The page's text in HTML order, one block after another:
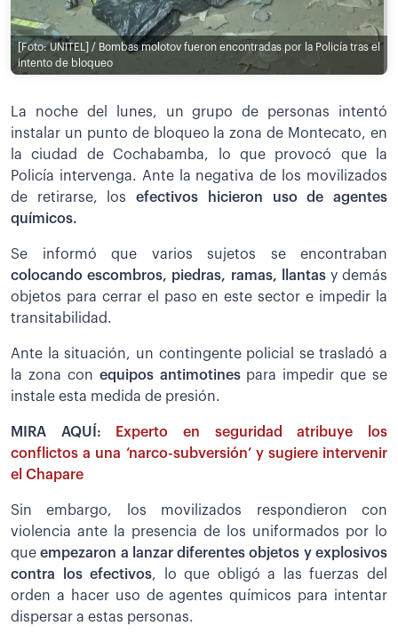
[Foto: UNITEL] / Bombas molotov fueron encontradas por la Policía tras el
intento de bloqueo
La noche del lunes, un grupo de personas intentó
instalar un punto de bloqueo la zona de Montecato, en
la ciudad de Cochabamba, lo que provocó que la
Policía intervenga. Ante la negativa de los movilizados
de retirarse, losefectivos hicieron uso de agentes
químicos.
Se informó que varios sujetos se encontraban
colocando escombros, piedras, ramas, llantasy demás
objetos para cerrar el paso en este sector e impedir la
transitabilidad.
Ante la situación, un contingente policial se trasladó a
la zona con equipos antimotinespara impedir que se
instale esta medida de presión.
MIRA AQUÍ:
Experto en seguridad atribuye los
conflictos a una ‘narco-subversión’ y sugiere intervenir
el Chapare
Sin embargo, los movilizados respondieron con
violencia ante la presencia de los uniformados por lo
queempezaron a lanzar diferentes objetos y explosivos
contra los efectivos, lo que obligó a las fuerzas del
orden a hacer uso de agentes químicos para intentar
dispersar a estas personas.